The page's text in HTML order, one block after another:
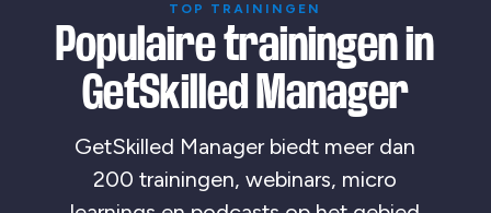
Populaire trainingen in
GetSkilled Manager
TOP TRAININGEN
GetSkilled Manager biedt meer dan
200 trainingen, webinars, micro